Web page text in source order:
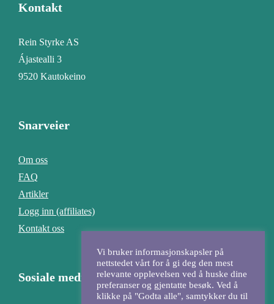
Kontakt
Rein Styrke AS
Ájastealli 3
9520 Kautokeino
Snarveier
Om oss
FAQ
Artikler
Logg inn (affiliates)
Kontakt oss
Sosiale medier
Vi bruker informasjonskapsler på
nettstedet vårt for å gi deg den mest
relevante opplevelsen ved å huske dine
preferanser og gjentatte besøk. Ved å
klikke på "Godta alle", samtykker du til